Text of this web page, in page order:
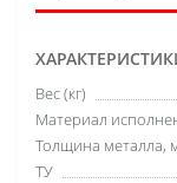
Вес (кг)
Материал
Толщина металла,
ТУ